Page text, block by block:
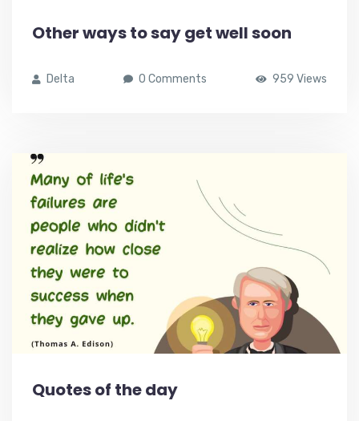
Other ways to say get well soon
Delta 0 Comments 959 Views
Quotes of the day